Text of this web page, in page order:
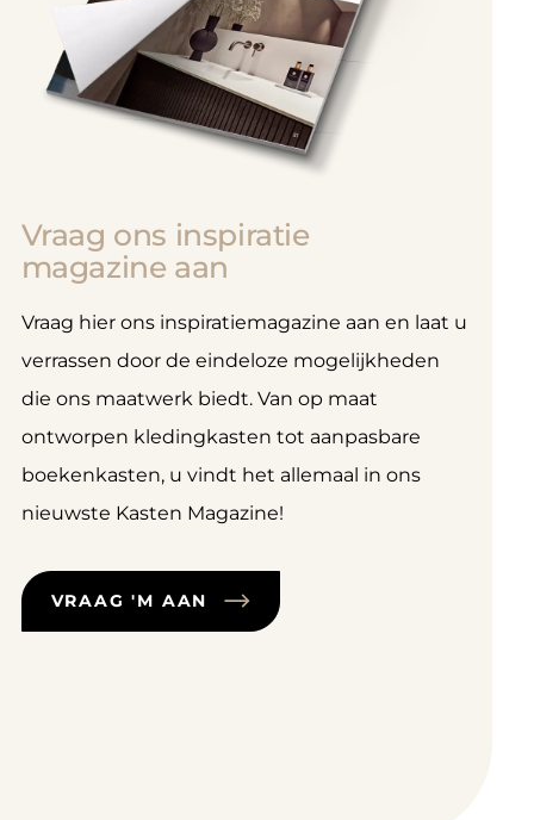
Vraag ons inspiratie
magazine aan
Vraag hier ons inspiratiemagazine aan en laat u
verrassen door de eindeloze mogelijkheden
die ons maatwerk biedt. Van op maat
ontworpen kledingkasten tot aanpasbare
boekenkasten, u vindt het allemaal in ons
nieuwste Kasten Magazine!
VRAAG 'M AAN